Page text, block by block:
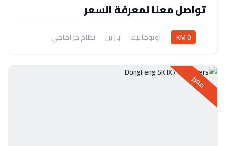
تواصل معنا لمعرفة السعر
0 KM اوتوماتيك بنزين نظام جر امامي
مميز